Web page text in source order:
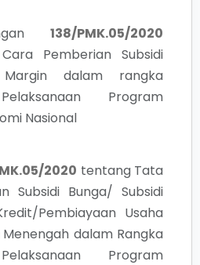
138/PMK.05/2020
Pemberian Subsidi
Margin dalam rangka
Program
Nasional
2020 tentang Tata
Subsidi Bunga/ Subsidi
Pembiayaan Usaha
dalam Rangka
Program